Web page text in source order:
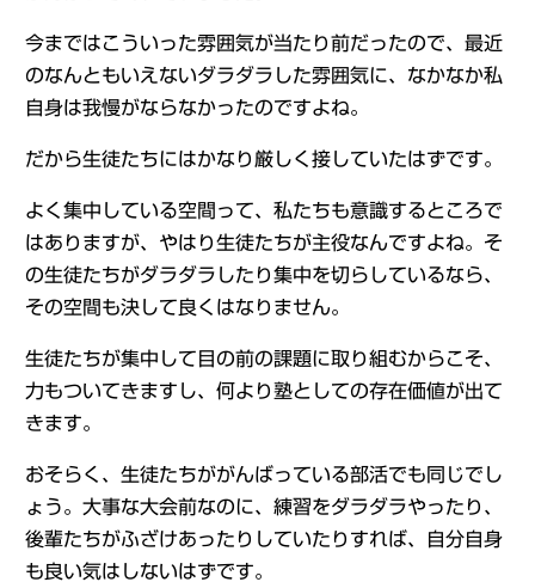
今まではこういった雰囲気が当たり前だったので、最近
のなんともいえないダラダラした雰囲気に、なかなか私
自身は我慢がならなかったのですよね。
だから生徒たちにはかなり厳しく接していたはずです。
よく集中している空間って、私たちも意識するところで
はありますが、やはり生徒たちが主役なんですよね。そ
の生徒たちがダラダラしたり集中を切らしているなら、
その空間も決して良くはなりません。
生徒たちが集中して目の前の課題に取り組むからこそ、
力もついてきますし、何より塾としての存在価値が出て
きます。
おそらく、生徒たちががんばっている部活でも同じでし
ょう。大事な大会前なのに、練習をダラダラやったり、
後輩たちがふざけあったりしていたりすれば、自分自身
も良い気はしないはずです。